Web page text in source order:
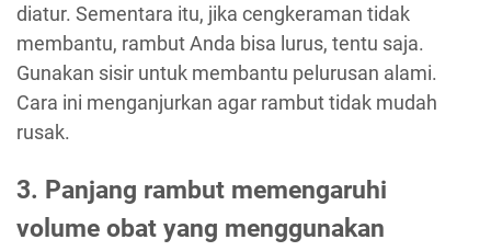
diatur. Sementara itu, jika cengkeraman tidak
membantu, rambut Anda bisa lurus, tentu saja.
Gunakan sisir untuk membantu pelurusan alami.
Cara ini menganjurkan agar rambut tidak mudah
rusak.
3. Panjang rambut memengaruhi
volume obat yang menggunakan